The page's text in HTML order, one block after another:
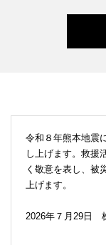
令和８年熊本地震
し上げます。救援
く敬意を表し、被
上げます。
2026年７月29日